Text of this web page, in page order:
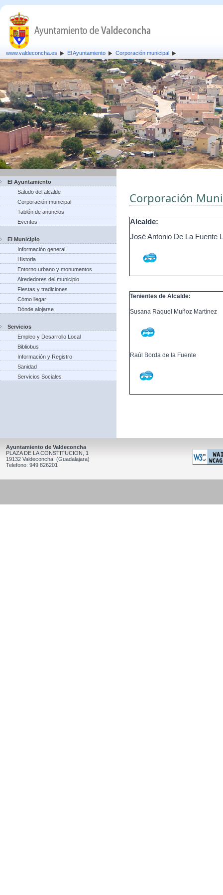
www.valdeconcha.es El Ayuntamiento Corporación municipal
El Ayuntamiento
Saludo del alcalde
Corporación municipal
Tablón de anuncios
Eventos
El Municipio
Información general
Historia
Entorno urbano y monumentos
Alrededores del municipio
Fiestas y tradiciones
Cómo llegar
Dónde alojarse
Servicios
Empleo y Desarrollo Local
Bibliobus
Información y Registro
Sanidad
Servicios Sociales
Corporación
Alcalde:
José Antonio De La Fuente
Tenientes de Alcalde:
Susana Raquel Muñoz Martínez
Raúl Borda de la Fuente
Ayuntamiento de Valdeconcha
PLAZA DE LA CONSTITUCION, 1
19132 Valdeconcha (Guadalajara)
Telefono: 949 826201